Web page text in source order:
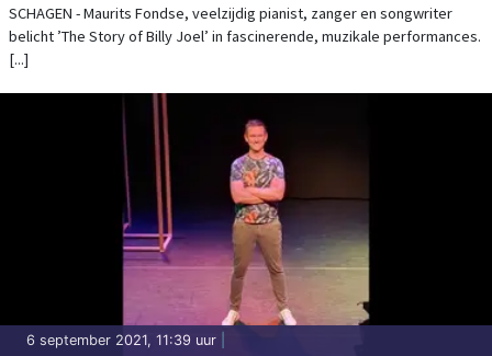
SCHAGEN - Maurits Fondse, veelzijdig pianist, zanger en songwriter
belicht ’The Story of Billy Joel’ in fascinerende, muzikale performances.
[...]
6 september 2021, 11:39 uur